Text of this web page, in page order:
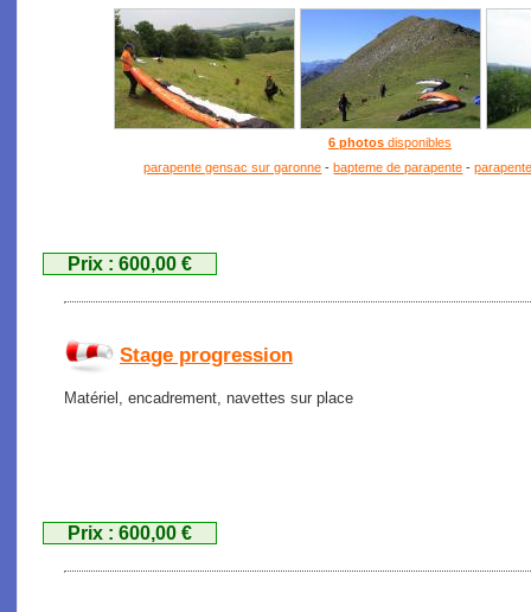
6 photos disponibles
parapente gensac sur garonne -bapteme de parapente -
Prix : 600,00 €
Stage progression
Matériel, encadrement, navettes sur place
Prix : 600,00 €